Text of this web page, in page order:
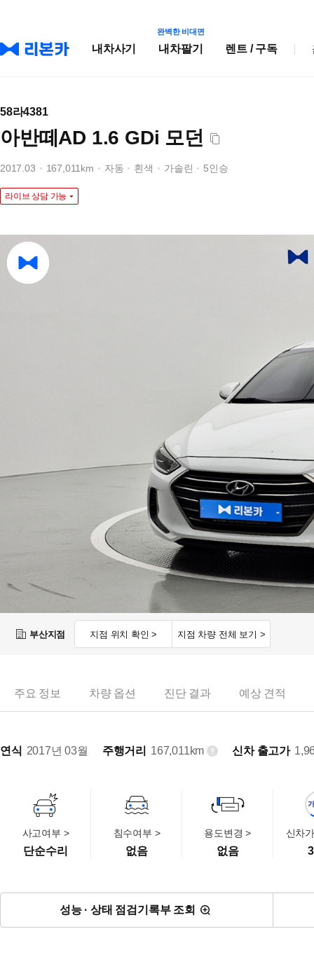
내차사기
완벽한 비대면
내차팔기 렌트 / 구독
58라4381
아반떼AD 1.6 GDi 모던
2017.03 167,011km 자동 흰색 가솔린 5인승
라이브 상담 가능
부산지점 지점 위치 확인 > 지점 차량 전체 보기 >
주요 정보 차량 옵션 진단 결과 예상 견적
연식 2017년 03월 주행거리 167,011km 신차 출고가
사고여부 >
단순수리
침수여부 >
없음
용도변경 >
없음
신차
성능 · 상태 점검기록부 조회